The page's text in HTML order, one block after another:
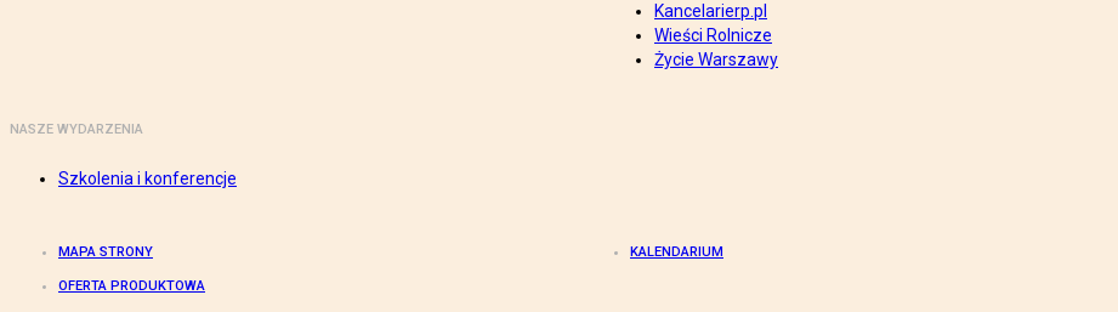
Kancelarierp.pl
Wieści Rolnicze
Życie Warszawy
NASZE WYDARZENIA
Szkolenia i konferencje
MAPA STRONY KALENDARIUM
OFERTA PRODUKTOWA